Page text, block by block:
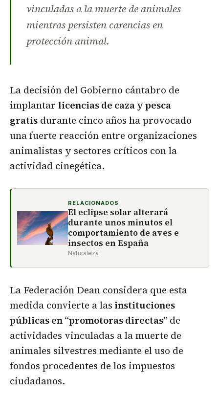
vinculadas a la muerte de animales
mientras persisten carencias en
protección animal.
La decisión del Gobierno cántabro de
implantar licencias de caza y pesca
gratis durante cinco años ha provocado
una fuerte reacción entre organizaciones
animalistas y sectores críticos con la
actividad cinegética.
RELACIONADOS
El eclipse solar alterará
durante unos minutos el
comportamiento de aves e
insectos en España
Naturaleza
La Federación Dean considera que esta
medida convierte a las instituciones
públicas en “promotoras directas” de
actividades vinculadas a la muerte de
animales silvestres mediante el uso de
fondos procedentes de los impuestos
ciudadanos.